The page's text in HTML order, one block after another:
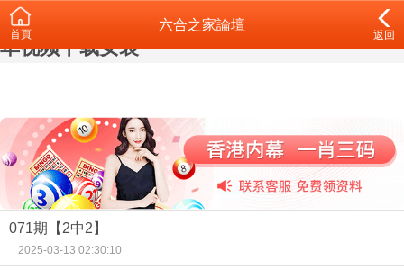
青青草黄色,青青草短视频,青青草污APP,青青
草视频下载安装
首頁
六合之家論壇
返回
071期【2中2】
2025-03-13 02:30:10